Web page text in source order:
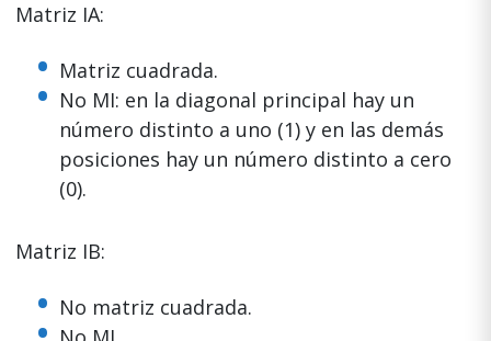
Matriz IA:
Matriz cuadrada.
No MI: en la diagonal principal hay un
número distinto a uno (1) y en las demás
posiciones hay un número distinto a cero
(0).
Matriz IB:
No matriz cuadrada.